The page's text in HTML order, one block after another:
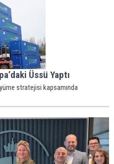
Üssü Yaptı
stratejisi kapsamında